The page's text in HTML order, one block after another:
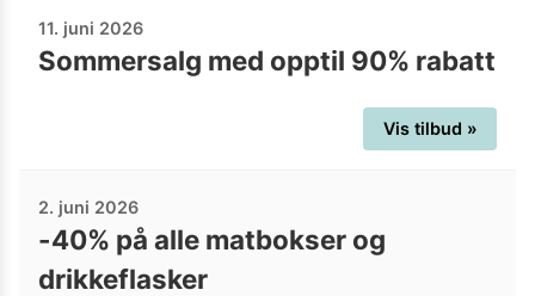
11. juni 2026
Sommersalg med opptil 90% rabatt
Vis tilbud »
2. juni 2026
-40% på alle matbokser og
drikkeflasker